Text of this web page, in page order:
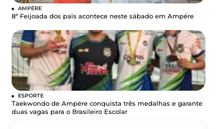
AMPÉRE
8ª Feijoada dos pais acontece neste sábado em Ampére
ESPORTE
Taekwondo de Ampére conquista três medalhas e garante
duas vagas para o Brasileiro Escolar